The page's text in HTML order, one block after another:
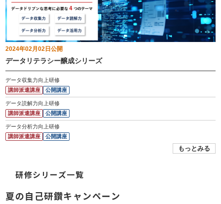
2024年02月02日公開
データリテラシー醸成シリーズ
データ収集力向上研修
講師派遣講座
公開講座
データ読解力向上研修
講師派遣講座
公開講座
データ分析力向上研修
講師派遣講座
公開講座
もっとみる
研修シリーズ一覧
夏の自己研鑽キャンペーン